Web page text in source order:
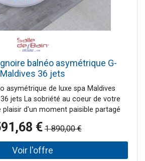
grâce à son angle droit.
balnéo asymétrique G-
Maldives 36 jets
asymétrique de luxe spa Maldives
jets La sobriété au coeur de votre
plaisir d'un moment paisible partagé
à découvrir sans plus attendre grâce
au design épuré. Pilotez les
à votre service à l'aide du panneau de
pour un bain personnalisé.
€ 1 890,00 €